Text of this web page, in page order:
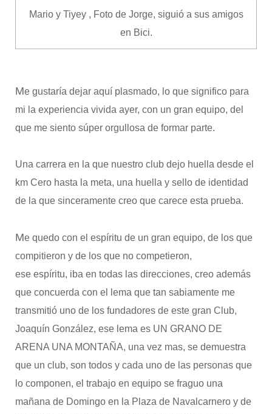
Mario y Tiyey , Foto de Jorge, siguió a sus amigos
en Bici.
Me gustaría dejar aquí plasmado, lo que significo para
mi la experiencia vivida ayer, con un gran equipo, del
que me siento súper orgullosa de formar parte.
Una carrera en la que nuestro club dejo huella desde el
km Cero hasta la meta, una huella y sello de identidad
de la que sinceramente creo que carece esta prueba.
Me quedo con el espíritu de un gran equipo, de los que
compitieron y de los que no competieron,
ese espíritu, iba en todas las direcciones, creo además
que concuerda con el lema que tan sabiamente me
transmitió uno de los fundadores de este gran Club,
Joaquín González, ese lema es UN GRANO DE
ARENA UNA MONTAÑA, una vez mas, se demuestra
queun club, son todos y cada uno de las personas que
lo componen, el trabajo en equipo se fraguo una
mañana de Domingo en la Plaza de Navalcarnero y de